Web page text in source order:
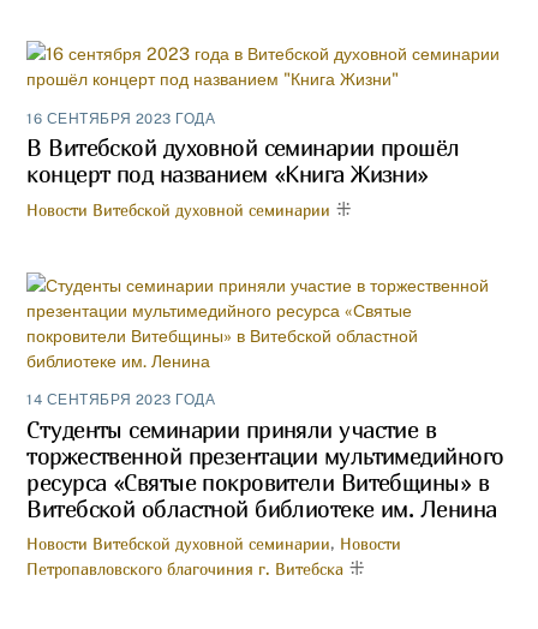
16 СЕНТЯБРЯ 2023 ГОДА
В Витебской духовной семинарии прошёл
концерт под названием «Книга Жизни»
Новости Витебской духовной семинарии
14 СЕНТЯБРЯ 2023 ГОДА
Студенты семинарии приняли участие в
торжественной презентации мультимедийного
ресурса «Святые покровители Витебщины» в
Витебской областной библиотеке им. Ленина
Новости Витебской духовной семинарии, Новости
Петропавловского благочиния г. Витебска